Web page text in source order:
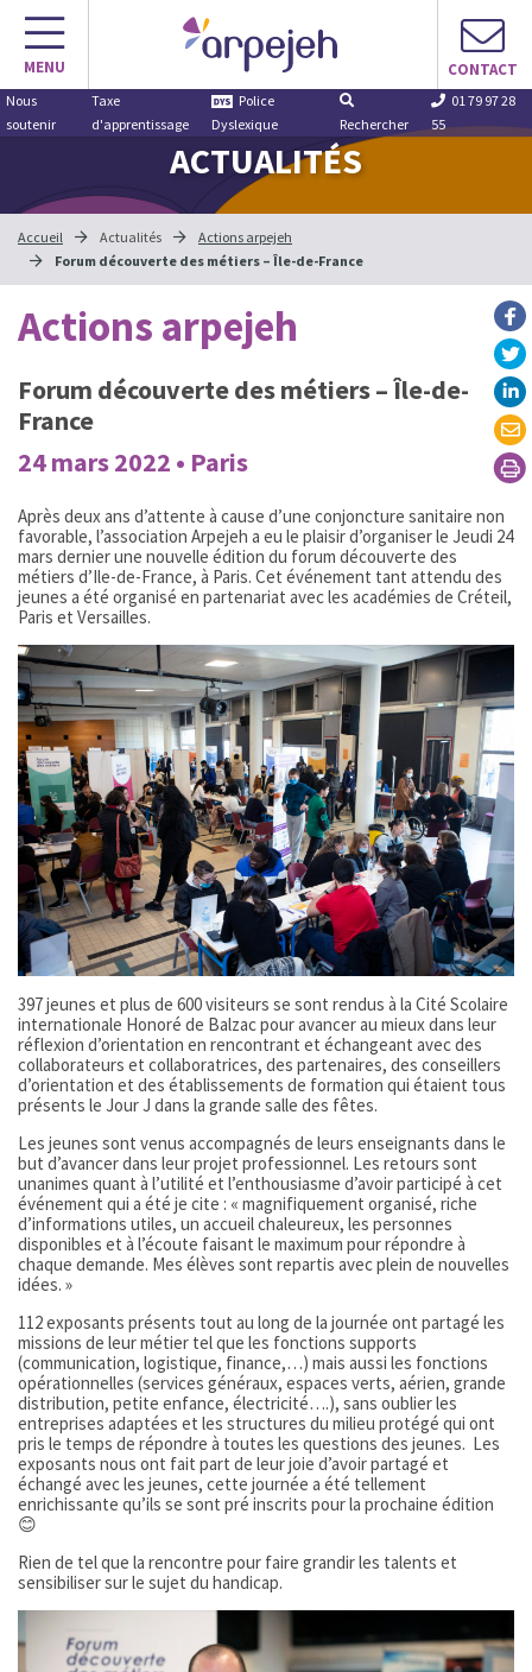
Aller
contenu
MENU CONTACT
Nous
soutenir
Taxe
d'apprentissage
Police
Dyslexique
Rechercher
01 79 97 28
55
ACTUALITÉS
Accueil Actualités
Actions arpejeh
Forum découverte des métiers – Île-de-France
Actions arpejeh
Forum découverte des métiers – Île-de-
France
24 mars 2022 • Paris
Après deux ans d’attente à cause d’une conjoncture sanitaire non
favorable, l’association Arpejeh a eu le plaisir d’organiser le Jeudi 24
mars dernier une nouvelle édition du forum découverte des
métiers d’Ile-de-France, à Paris. Cet événement tant attendu des
jeunes a été organisé en partenariat avec les académies de Créteil,
Paris et Versailles.
397 jeunes et plus de 600 visiteurs se sont rendus à la Cité Scolaire
internationale Honoré de Balzac pour avancer au mieux dans leur
réflexion d’orientation en rencontrant et échangeant avec des
collaborateurs et collaboratrices, des partenaires, des conseillers
d’orientation et des établissements de formation qui étaient tous
présents le Jour J dans la grande salle des fêtes.
Les jeunes sont venus accompagnés de leurs enseignants dans le
but d’avancer dans leur projet professionnel. Les retours sont
unanimes quant à l’utilité et l’enthousiasme d’avoir participé à cet
événement qui a été je cite : « magnifiquement organisé, riche
d’informations utiles, un accueil chaleureux, les personnes
disponibles et à l’écoute faisant le maximum pour répondre à
chaque demande. Mes élèves sont repartis avec plein de nouvelles
idées. »
112 exposants présents tout au long de la journée ont partagé les
missions de leur métier tel que les fonctions supports
(communication, logistique, finance,…) mais aussi les fonctions
opérationnelles (services généraux, espaces verts, aérien, grande
distribution, petite enfance, électricité….), sans oublier les
entreprises adaptées et les structures du milieu protégé qui ont
pris le temps de répondre à toutes les questions des jeunes. Les
exposants nous ont fait part de leur joie d’avoir partagé et
échangé avec les jeunes, cette journée a été tellement
enrichissante qu’ils se sont pré inscrits pour la prochaine édition
😊
Rien de tel que la rencontre pour faire grandir les talents et
sensibiliser sur le sujet du handicap.